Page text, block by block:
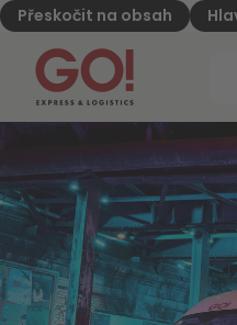
Přeskočit na obsah
GO! Express &